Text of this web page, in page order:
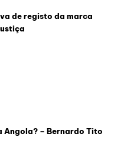
de registo da marca
Angola? – Bernardo Tito